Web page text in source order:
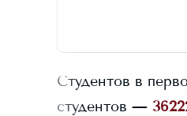
Студентов в
студентов —